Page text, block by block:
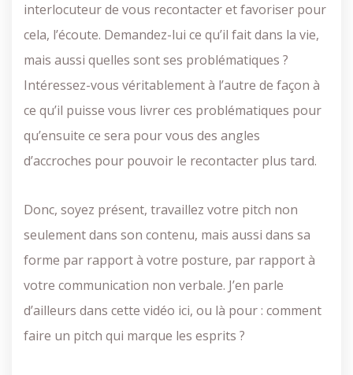
interlocuteur de vous recontacter et favoriser pour
cela, l’écoute. Demandez-lui ce qu’il fait dans la vie,
mais aussi quelles sont ses problématiques ?
Intéressez-vous véritablement à l’autre de façon à
ce qu’il puisse vous livrer ces problématiques pour
qu’ensuite ce sera pour vous des angles
d’accroches pour pouvoir le recontacter plus tard.
Donc, soyez présent, travaillez votre pitch non
seulement dans son contenu, mais aussi dans sa
forme par rapport à votre posture, par rapport à
votre communication non verbale. J’en parle
d’ailleurs dans cette vidéo ici, ou là pour : comment
faire un pitch qui marque les esprits ?